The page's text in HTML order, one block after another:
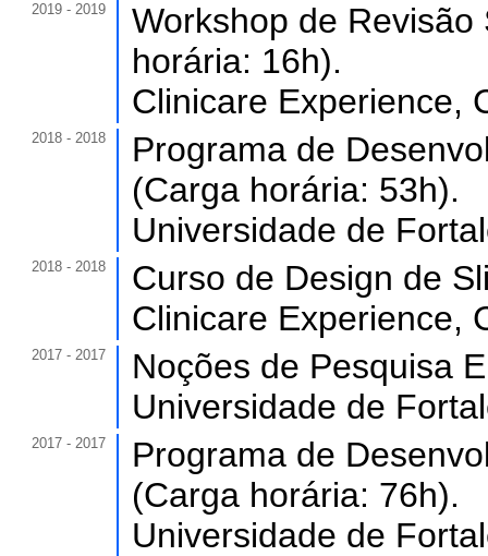
2019 - 2019
Workshop de
horária: 16h).
Clinicare Experience,
2018 - 2018
Programa de
(Carga horária: 53h).
Universidade de
2018 - 2018
Curso de Design de
Clinicare Experience,
2017 - 2017
Noções de Pesquisa
Universidade de
2017 - 2017
Programa de
(Carga horária: 76h).
Universidade de